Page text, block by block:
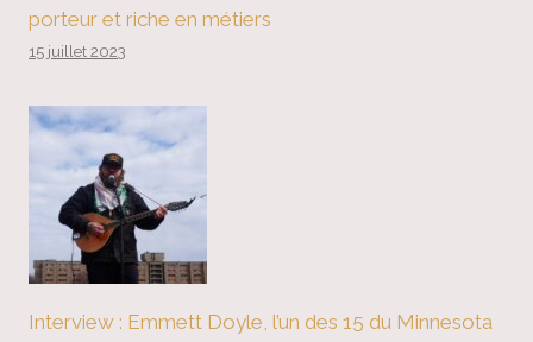
porteur et riche en métiers
15 juillet 2023
Interview : Emmett Doyle, l’un des 15 du Minnesota